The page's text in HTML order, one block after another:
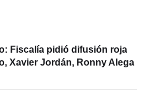
Fiscalía pidió difusión roja
Xavier Jordán, Ronny Alega